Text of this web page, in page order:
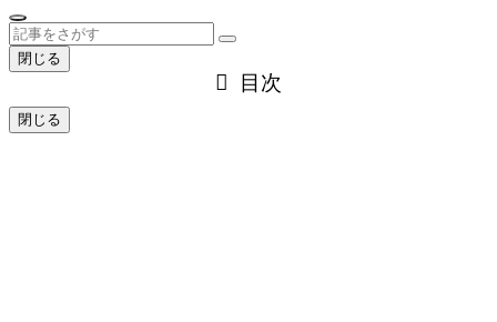
閉じる
目次
閉じる